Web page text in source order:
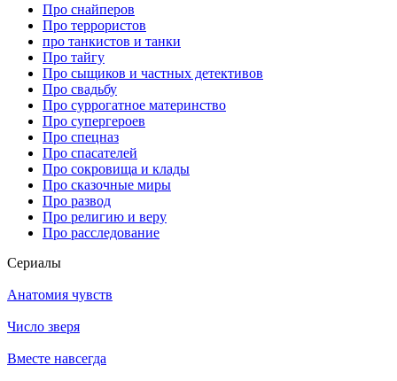
Про снайперов
Про террористов
про танкистов и танки
Про тайгу
Про сыщиков и частных детективов
Про свадьбу
Про суррогатное материнство
Про супергероев
Про спецназ
Про спасателей
Про сокровища и клады
Про сказочные миры
Про развод
Про религию и веру
Про расследование
Се­риа­лы
Анатомия чувств
Число зверя
Вместе навсегда